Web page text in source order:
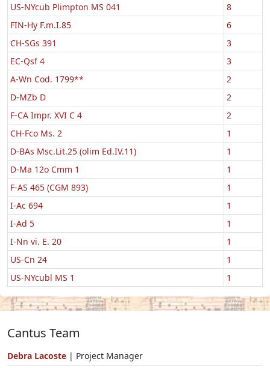
US-NYcub Plimpton MS 041
8
FIN-Hy F.m.I.85
6
CH-SGs 391
3
EC-Qsf 4
3
A-Wn Cod. 1799**
2
D-MZb D
2
F-CA Impr. XVI C 4
2
CH-Fco Ms. 2
1
D-BAs Msc.Lit.25 (olim Ed.IV.11)
1
D-Ma 12o Cmm 1
1
F-AS 465 (CGM 893)
1
I-Ac 694
1
I-Ad 5
1
I-Nn vi. E. 20
1
US-Cn 24
1
US-NYcubl MS 1
1
Cantus Team
Debra Lacoste | Project Manager